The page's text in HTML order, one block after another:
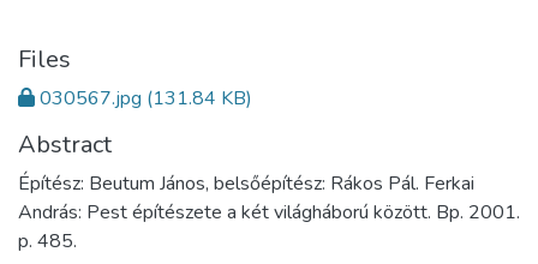
Files
030567.jpg (131.84 KB)
Abstract
Építész: Beutum János, belsőépítész: Rákos Pál. Ferkai
András: Pest építészete a két világháború között. Bp. 2001.
p. 485.